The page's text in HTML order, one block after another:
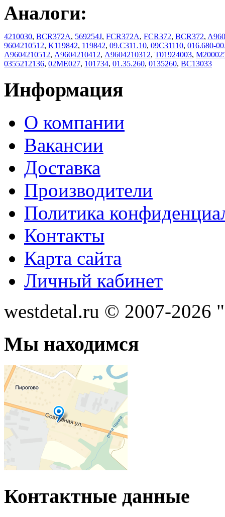
Аналоги:
4210030, BCR372A, 569254J, FCR372A, FCR372, BCR372,
9604210512, K119842, 119842, 09.C311.10, 09C31110, 016.680-
А9604210512, А9604210412, А9604210312, T01924003,
0355212136, 02ME027, 101734, 01.35.260, 0135260, BC13033
Информация
О компании
Вакансии
Доставка
Производители
Политика
Контакты
Карта сайта
Личный кабинет
westdetal.ru © 2007-2026
Мы находимся
Контактные данные